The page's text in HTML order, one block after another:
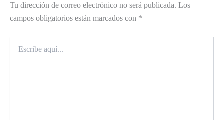
Tu dirección de correo electrónico no será publicada. Los
campos obligatorios están marcados con *
aquí...